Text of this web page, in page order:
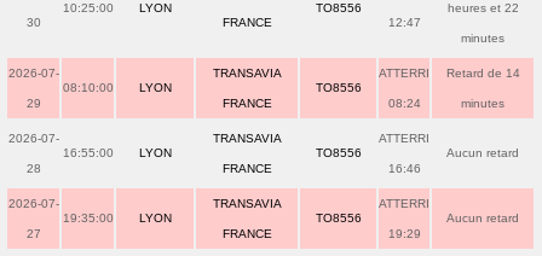
30
10:25:00 LYON
FRANCE
TO8556
12:47
heures et 22
minutes
2026-07-
29
08:10:00 LYON
TRANSAVIA
FRANCE
TO8556
ATTERRI
08:24
Retard de 14
minutes
2026-07-
28
16:55:00 LYON
TRANSAVIA
FRANCE
TO8556
ATTERRI
16:46
Aucun retard
2026-07-
27
19:35:00 LYON
TRANSAVIA
FRANCE
TO8556
ATTERRI
19:29
Aucun retard